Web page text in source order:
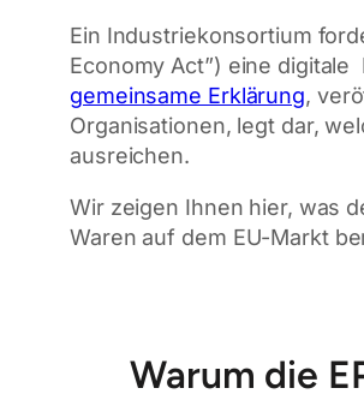
Ein Industriekonsortium
Economy Act”) eine
gemeinsame Erklärung,
Organisationen, legt dar,
ausreichen.
Wir zeigen Ihnen hier, was
Waren auf dem EU-Markt
Warum die